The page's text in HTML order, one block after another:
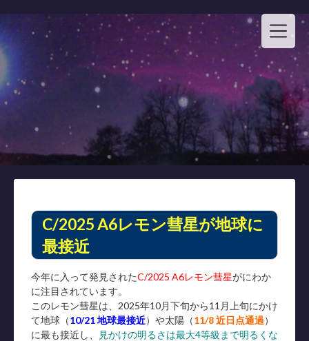
content
C/2025 A6レモン彗星が地球に
最接近
今年に入って発見されたC/2025 A6レモン彗星がにわか
に注目されています。
このレモン彗星は、2025年10月下旬から11月上旬にかけ
て地球（10/21 地球最接近）や太陽（11/8 近日点通過）
に最も接近し、
見かけの明るさは最大4等級まで明るくな